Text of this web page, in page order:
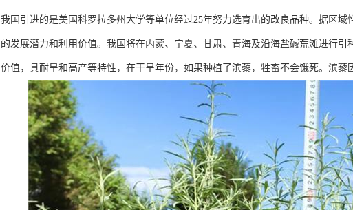
我国引进的是美国科罗拉多州大学等单位经过25年努力选育出的改良品种。据区
的发展潜力和利用价值。我国将在内蒙、宁夏、甘肃、青海及沿海盐碱荒滩进行
价值，具耐旱和高产等特性，在干旱年份，如果种植了滨藜，牲畜不会饿死。滨藜